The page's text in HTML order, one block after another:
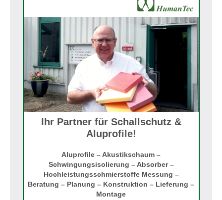
Ihr Partner für Schallschutz &
Aluprofile!
Aluprofile – Akustikschaum –
Schwingungsisolierung – Absorber –
Hochleistungsschmierstoffe Messung –
Beratung – Planung – Konstruktion – Lieferung –
Montage